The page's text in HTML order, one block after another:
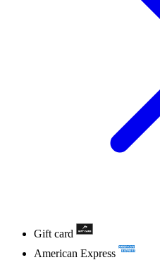
Gift card
American Express